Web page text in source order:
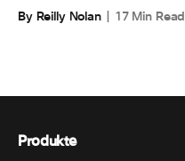
By Reilly Nolan 17 Min Read
Produkte